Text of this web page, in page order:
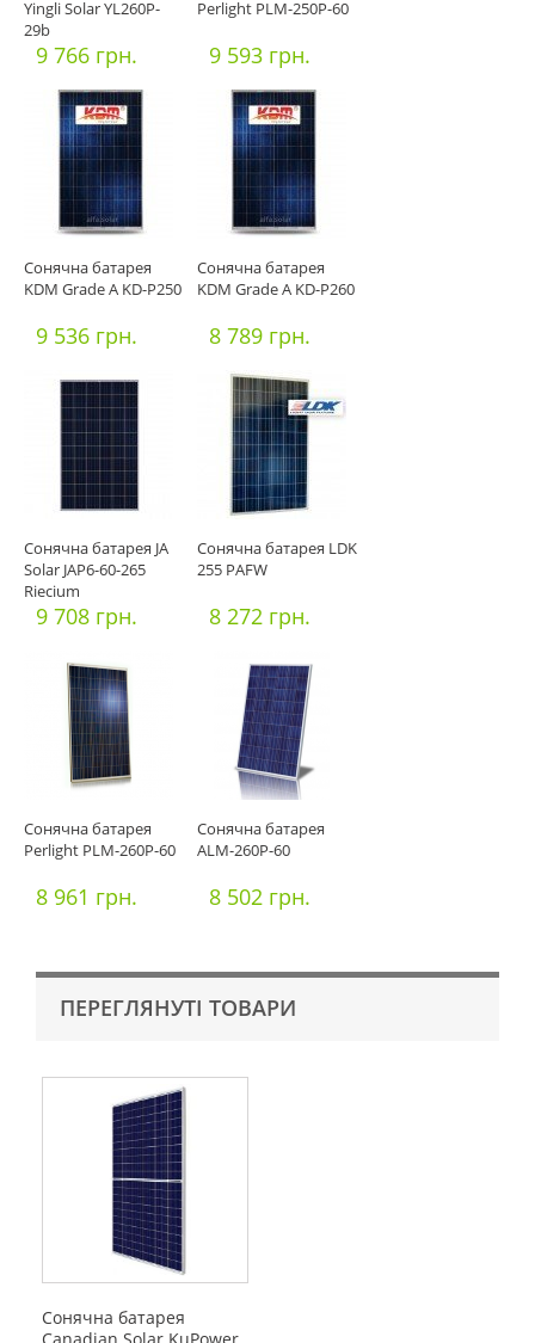
Yingli Solar YL260P-
29b
9 766 грн.
Perlight PLM-250P-60
9 593 грн.
Сонячна батарея
KDM Grade A KD-P250
9 536 грн.
Сонячна батарея
KDM Grade A KD-P260
8 789 грн.
Сонячна батарея JA
Solar JAP6-60-265
Riecium
9 708 грн.
Сонячна батарея LDK
255 PAFW
8 272 грн.
Сонячна батарея
Perlight PLM-260P-60
8 961 грн.
Сонячна батарея
ALM-260P-60
8 502 грн.
ПЕРЕГЛЯНУТІ ТОВАРИ
Сонячна батарея